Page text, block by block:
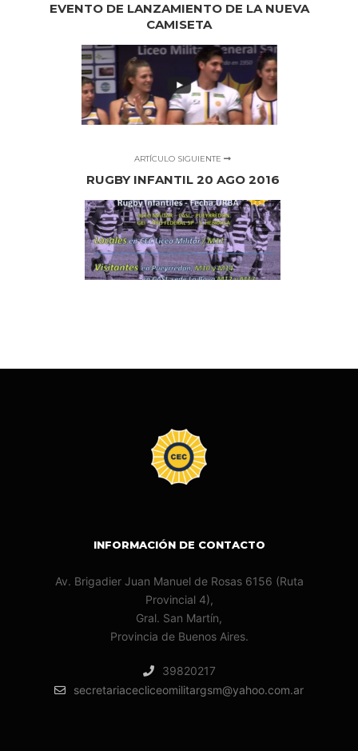
EVENTO DE LANZAMIENTO DE LA NUEVA
CAMISETA
ARTÍCULO SIGUIENTE
RUGBY INFANTIL 20 AGO 2016
INFORMACIÓN DE CONTACTO
Av. Brigadier Juan Manuel de Rosas 6156 (Ruta
Provincial 4),
Gral. San Martín,
Provincia de Buenos Aires.
39820217
secretariacecliceomilitargsm@yahoo.com.ar